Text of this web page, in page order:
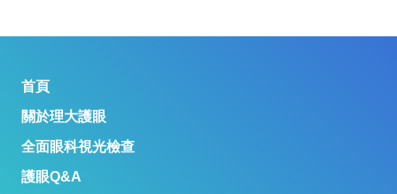
首頁
關於理大護眼
全面眼科視光檢查
護眼Q&A